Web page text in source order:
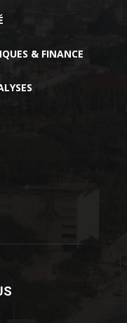
& FINANCE